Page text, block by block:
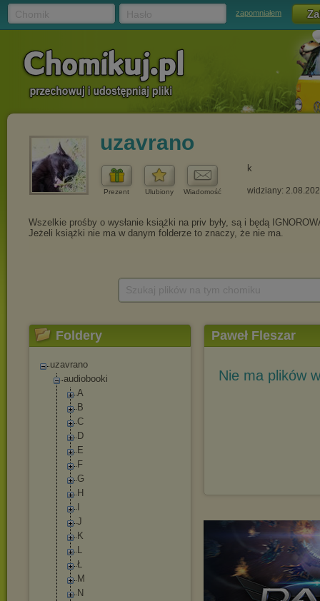
zapomniałem
uzavrano
Prezent Ulubiony Wiadomość
k
widziany:
Foldery
uzavrano
audiobooki
A
B
C
D
E
F
G
H
J
K
L
Ł
M
N
Paweł Fleszar
Nie ma plików